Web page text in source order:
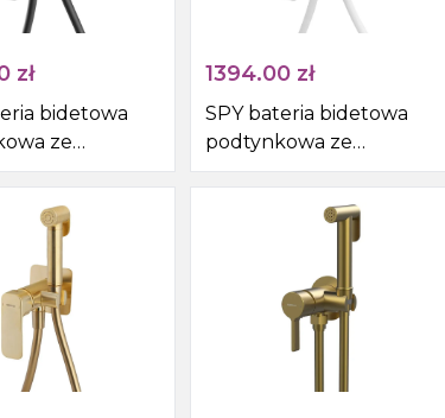
zł
bidetowa
ze
i wężem,
1394.00 zł
SPY bateria bidetowa
podtynkowa ze
słuchawką i wężem, biały